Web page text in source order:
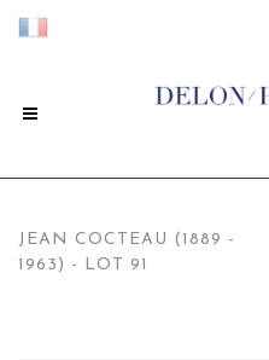
JEAN COCTEAU (1889 -
1963) - LOT 91